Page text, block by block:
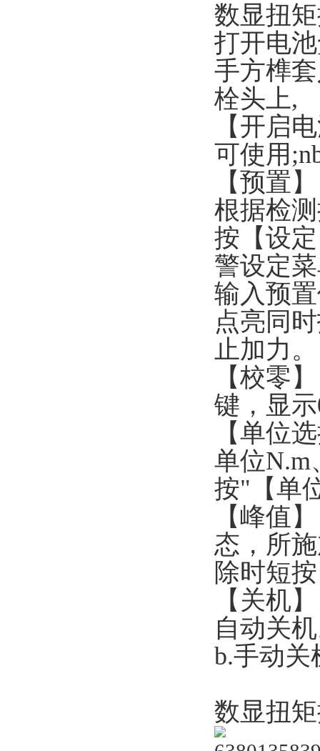
数显扭
打开电
手方榫
栓头上,
【开启
可使用
【预置
根据检
按【设
警设定
输入预
点亮同
止加力。
【校零
键，显
【单位
单位
按"【单
【峰值
态，所
除时短
【关机
自动关
b.手动关
数显扭